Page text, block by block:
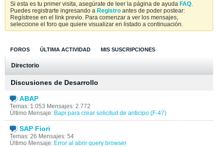
Si esta es tu primer visita, asegúrate de leer la página de ayuda FAQ.
Puedes registrarte ingresando a Registro antes de poder postear:
Regístrese en el link previo. Para comenzar a ver los mensajes,
seleccione el foro que quiere visualizar en listado a continuación.
FOROS ÚLTIMA ACTIVIDAD MIS SUSCRIPCIONES
Directorio
Discusiones de Desarrollo
ABAP
Temas: 1.053 Mensajes: 2.772
Último Mensaje: Bapi para crear solicitud de anticipo (F-47)
SAP Fiori
Temas: 26 Mensajes: 54
Último Mensaje: Error al abrir query browser